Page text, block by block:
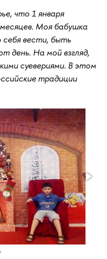
что 1 января
Моя бабушка
вести, быть
день. На мой взгляд,
суевериями. В этом
традиции